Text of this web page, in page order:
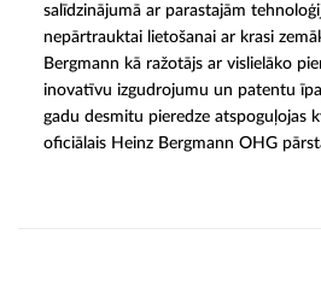
salīdzinājumā ar parastajām
nepārtrauktai lietošanai ar krasi
Bergmann kā ražotājs ar vislielāko
inovatīvu izgudrojumu un patentu
gadu desmitu pieredze atspoguļojas
oficiālais Heinz Bergmann OHG